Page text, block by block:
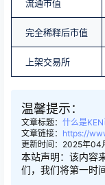
流通市值
完全稀释后市值
上架交易所
温馨提示：
文章标题： 什么是
文章链接： https://
更新时间：2025年04
本站声明：该内容
们，我们将第一时